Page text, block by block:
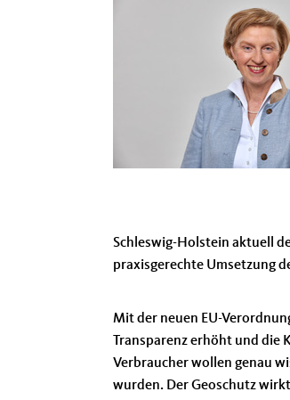
Schleswig-Holstein aktuell
praxisgerechte Umsetzung
Mit der neuen EU-
Transparenz erhöht und
Verbraucher wollen genau
wurden. Der Geoschutz